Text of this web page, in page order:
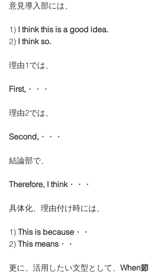
意見導入部には、
1) I think this is a good idea.
2) I think so.
理由1では、
First, ・・・
理由2では、
Second, ・・・
結論部で、
Therefore, I think・・・
具体化、理由付け時には、
1) This is because ・・
2) This means ・・
更に、活用したい文型として、 When節